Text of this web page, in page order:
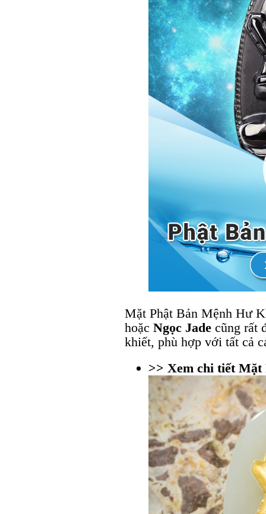
Mặt Phật Bản Mệnh Hư
hoặc Ngọc Jade cũng rất
khiết, phù hợp với tất cả
>> Xem chi tiết Mặt